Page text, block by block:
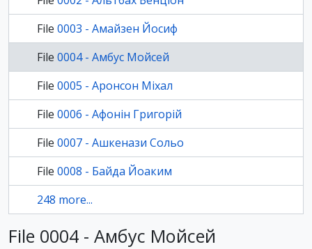
File 0003 - Амайзен Йосиф
File 0004 - Амбус Мойсей
File 0005 - Аронсон Міхал
File 0006 - Афонін Григорій
File 0007 - Ашкенази Сольо
File 0008 - Байда Йоаким
248 more...
File 0004 - Амбус Мойсей